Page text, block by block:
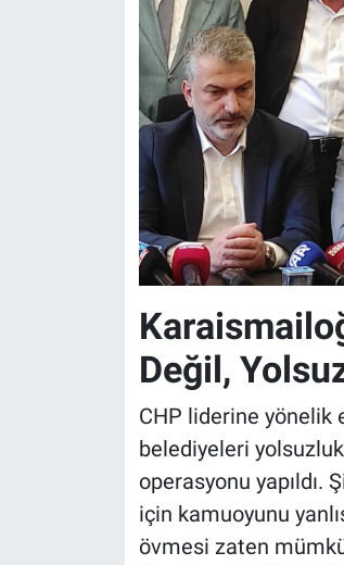
Değil,
CHP liderine yönelik
belediyeleri
operasyonu yapıldı.
için kamuoyunu
övmesi zaten